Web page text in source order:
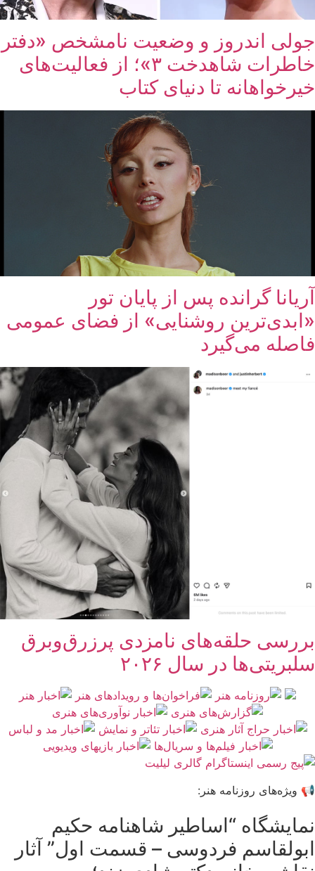
جولی اندروز و وضعیت نامشخص «دفتر
خاطرات شاهدخت ۳»؛ از فعالیت‌های
خیرخواهانه تا دنیای کتاب
آریانا گرانده پس از پایان تور
«ابدی‌ترین روشنایی» از فضای عمومی
فاصله می‌گیرد
بررسی حلقه‌های نامزدی پرزرق‌وبرق
سلبریتی‌ها در سال ۲۰۲۶
📢 ویژه‌های روزنامه هنر:
نمایشگاه “اساطیر شاهنامه حکیم
ابولقاسم فردوسی – قسمت اول” آثار